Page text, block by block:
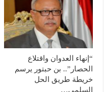
“إنهاء العدوان واقتلاع
الحصار”.. بن حبتور يرسم
خريطة طريق الحل
السلمي…